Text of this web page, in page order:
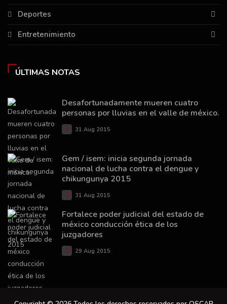
Deportes
Entretenimiento
ÚLTIMAS NOTAS
Desafortunadamente mueren cuatro
personas por lluvias en el valle de méxico.
31 Aug 2015
Gem / isem: inicia segunda jornada
nacional de lucha contra el dengue y
chikungunya 2015
31 Aug 2015
Fortalece poder judicial del estado de
méxico conducción ética de los
juzgadores
29 Aug 2015